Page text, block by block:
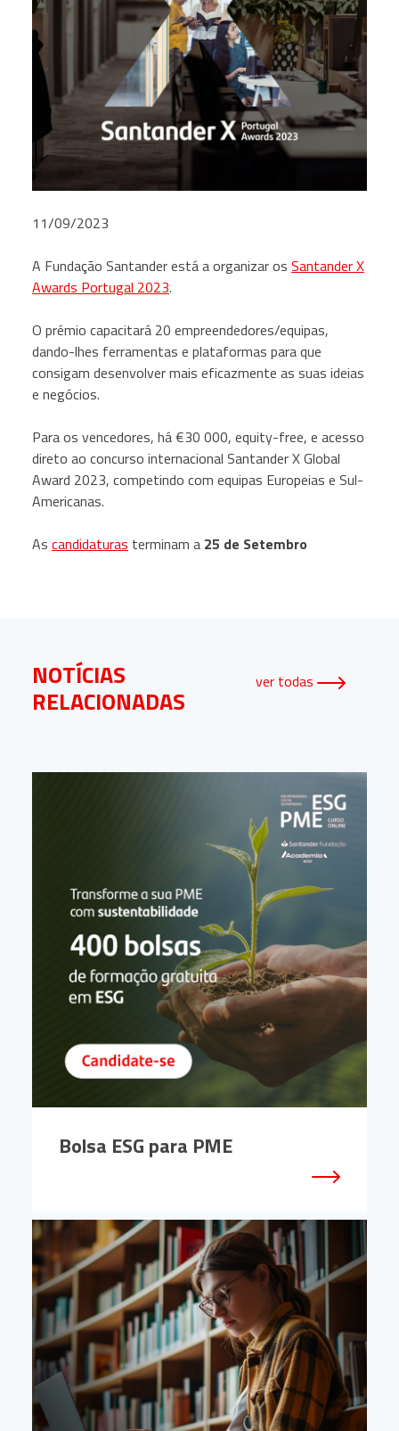
11/09/2023
A Fundação Santander está a organizar os Santander X
Awards Portugal 2023.
O prémio capacitará 20 empreendedores/equipas,
dando-lhes ferramentas e plataformas para que
consigam desenvolver mais eficazmente as suas ideias
e negócios.
Para os vencedores, há €30 000, equity-free, e acesso
direto ao concurso internacional Santander X Global
Award 2023, competindo com equipas Europeias e Sul-
Americanas.
As candidaturas terminam a 25 de Setembro
NOTÍCIAS
RELACIONADAS
ver todas
Bolsa ESG para PME